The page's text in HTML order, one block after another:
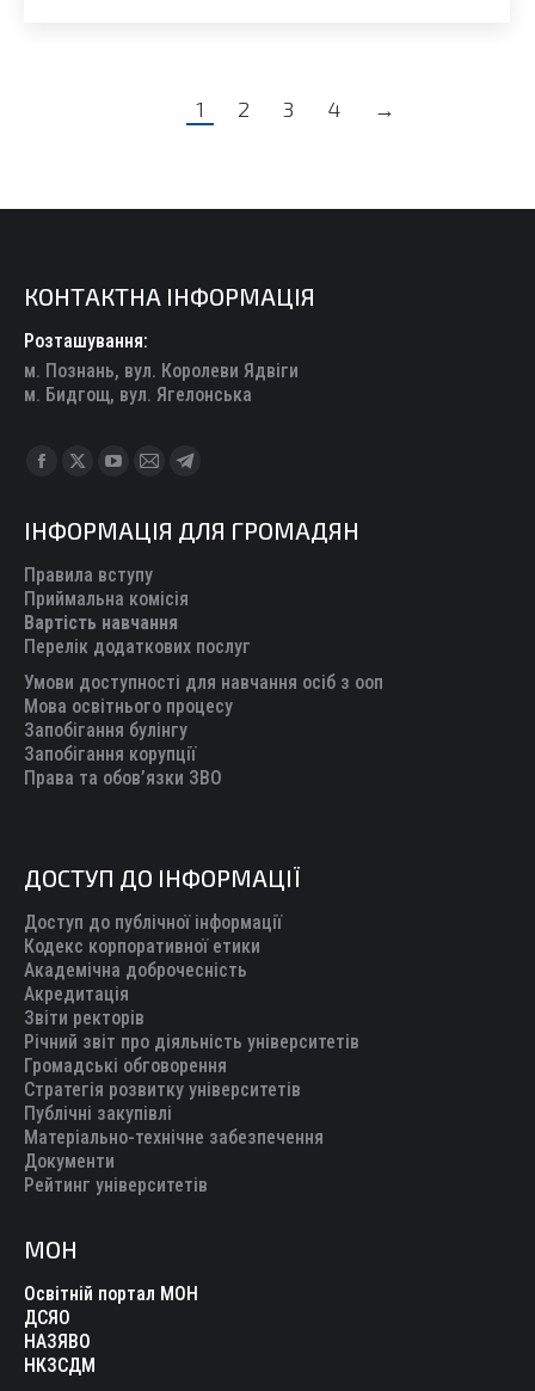
1 2 3 4 →
КОНТАКТНА ІНФОРМАЦІЯ
Розташування:
м. Познань, вул. Королеви Ядвіги
м. Бидгощ, вул. Ягелонська
Find us on:
Facebook
opens
in
new
window
X
opens
in
new
window
YouTube
opens
in
new
window
Mail
opens
in
new
window
Telegram
opens
new
ІНФОРМАЦІЯ ДЛЯ ГРОМАДЯН
Правила вступу
Приймальна комісія
Вартість навчання
Перелік додаткових послуг
Умови доступності для навчання осіб з ооп
Мова освітнього процесу
Запобігання булінгу
Запобігання корупції
Права та обов’язки ЗВО
ДОСТУП ДО ІНФОРМАЦІЇ
Доступ до публічної інформації
Кодекс корпоративної етики
Академічна доброчесність
Акредитація
Звіти ректорів
Річний звіт про діяльність університетів
Громадські обговорення
Стратегія розвитку університетів
Публічні закупівлі
Матеріально-технічне забезпечення
Документи
Рейтинг університетів
МОН
Освітній портал МОН
ДСЯО
НАЗЯВО
НКЗСДМ